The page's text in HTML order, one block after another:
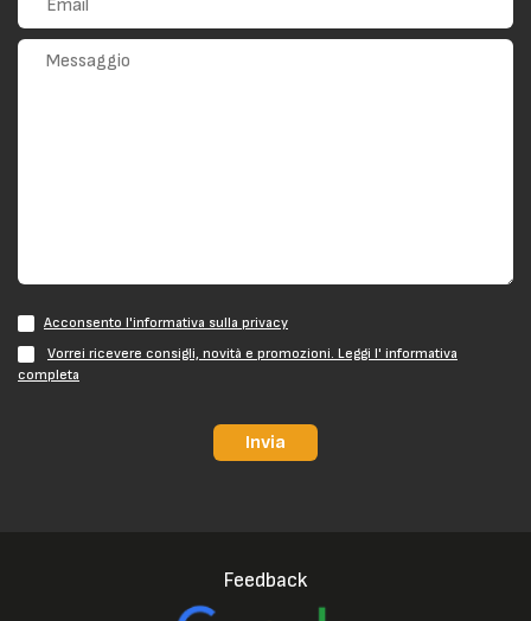
Acconsento l'informativa sulla privacy
Vorrei ricevere consigli, novità e promozioni. Leggi l' informativa
completa
Invia
Feedback